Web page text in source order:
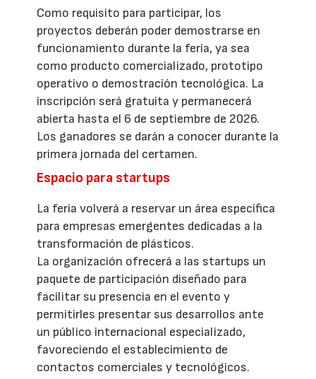
Como requisito para participar, los
proyectos deberán poder demostrarse en
funcionamiento durante la feria, ya sea
como producto comercializado, prototipo
operativo o demostración tecnológica. La
inscripción será gratuita y permanecerá
abierta hasta el 6 de septiembre de 2026.
Los ganadores se darán a conocer durante la
primera jornada del certamen.
Espacio para startups
La feria volverá a reservar un área específica
para empresas emergentes dedicadas a la
transformación de plásticos.
La organización ofrecerá a las startups un
paquete de participación diseñado para
facilitar su presencia en el evento y
permitirles presentar sus desarrollos ante
un público internacional especializado,
favoreciendo el establecimiento de
contactos comerciales y tecnológicos.